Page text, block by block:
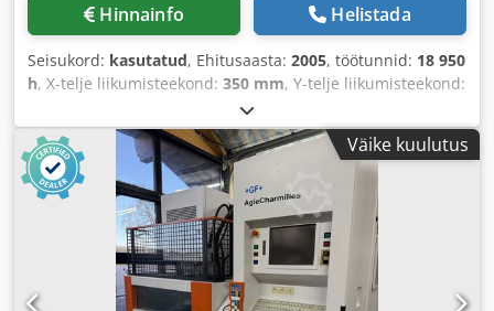
Hinnainfo Helistada
Seisukord: kasutatud, Ehitusaasta: 2005, töötunnid: 18 950
h, X-telje liikumisteekond: 350 mm, Y-telje liikumisteekond:
, Z-telje liikumisteekond:
Väike kuulutus